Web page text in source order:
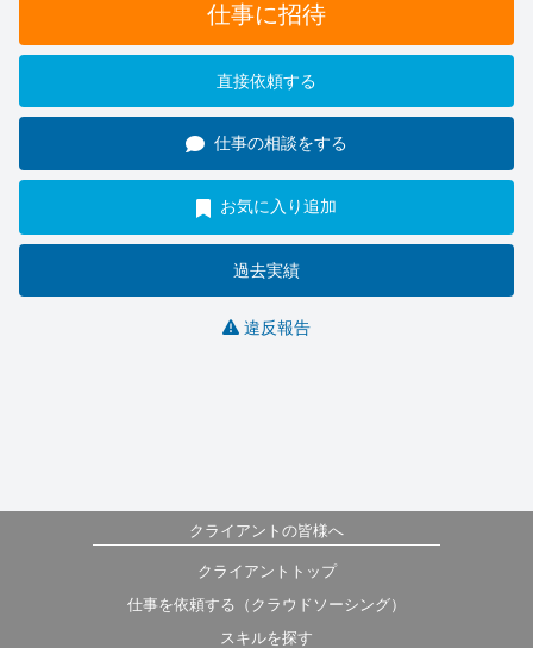
仕事に招待
直接依頼する
仕事の相談をする
お気に入り追加
過去実績
違反報告
クライアントの皆様へ
クライアントトップ
仕事を依頼する（クラウドソーシング）
スキルを探す